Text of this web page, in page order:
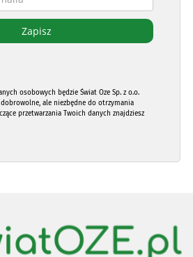
osobowych będzie Świat Oze Sp. z o.o.
ale niezbędne do otrzymania
przetwarzania Twoich danych znajdziesz